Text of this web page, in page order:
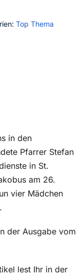
Top Thema
in den
Pfarrer Stefan
in St.
am 26.
vier Mädchen
der Ausgabe vom
lest Ihr in der